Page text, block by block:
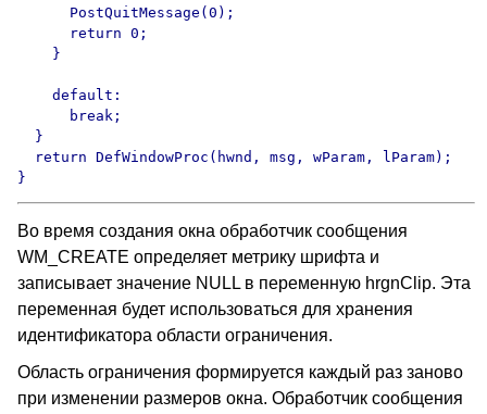
      PostQuitMessage(0);
      return 0;
    }
    default:
      break;
  }
  return DefWindowProc(hwnd, msg, wParam, lParam);
}
Во время создания окна обработчик сообщения
WM_CREATE определяет метрику шрифта и
записывает значение NULL в переменную hrgnClip. Эта
переменная будет использоваться для хранения
идентификатора области ограничения.
Область ограничения формируется каждый раз заново
при изменении размеров окна. Обработчик сообщения